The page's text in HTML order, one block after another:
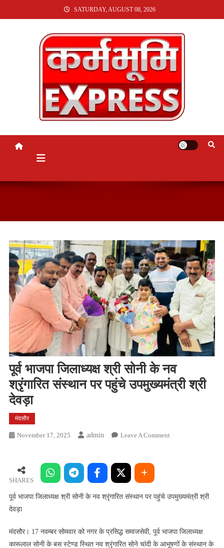
TO
SATURDAY, AUGUST 08, 2026
KARMABHUMI EXPRESS
पूर्व भाजपा जिलाध्यक्ष श्री सोनी के नव
श्रृंगारित संस्थान पर पहुंचे उपमुख्यमंत्री श्री
देवड़ा
मंदसौर
November 17, 2025 Admin Leave A CommentOn
श्रृंगारित
SHARES
पूर्व भाजपा जिलाध्यक्ष श्री सोनी के नव श्रृंगारित संस्थान पर पहुंचे उपमुख्यमंत्री श्री
देवड़ा
मंदसौर। 17 नवम्बर सोमवार को नगर के प्रसिद्ध समाजसेवी, पूर्व भाजपा जिलाध्यक्ष
कारूलाल सोनी के बस स्टेण्ड स्थित नव श्रृंगारित सोने चांदी के आभूषणों के संस्थान के